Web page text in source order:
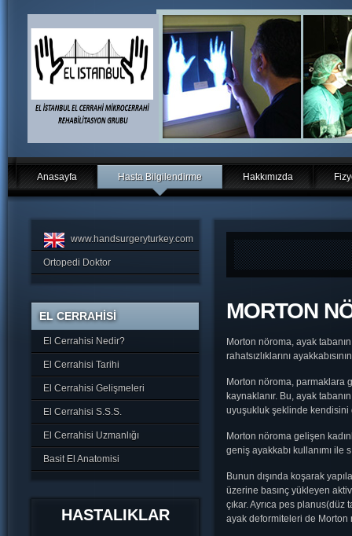
Anasayfa Hasta Bilgilendirme Hakkımızda
MORTON
Morton nöroma, ayak
rahatsızlıklarını
Morton nöroma, parmaklara
kaynaklanır. Bu, ayak
uyuşukluk şeklinde kendisini
Morton nöroma gelişen
geniş ayakkabı kullanımı ile
Bunun dışında koşarak
üzerine basınç yükleyen
çıkar. Ayrıca pes
ayak deformiteleri de Morton
www.handsurgeryturkey.com
Ortopedi Doktor
EL CERRAHİSİ
El Cerrahisi Nedir?
El Cerrahisi Tarihi
El Cerrahisi Gelişmeleri
El Cerrahisi S.S.S.
El Cerrahisi Uzmanlığı
Basit El Anatomisi
HASTALIKLAR